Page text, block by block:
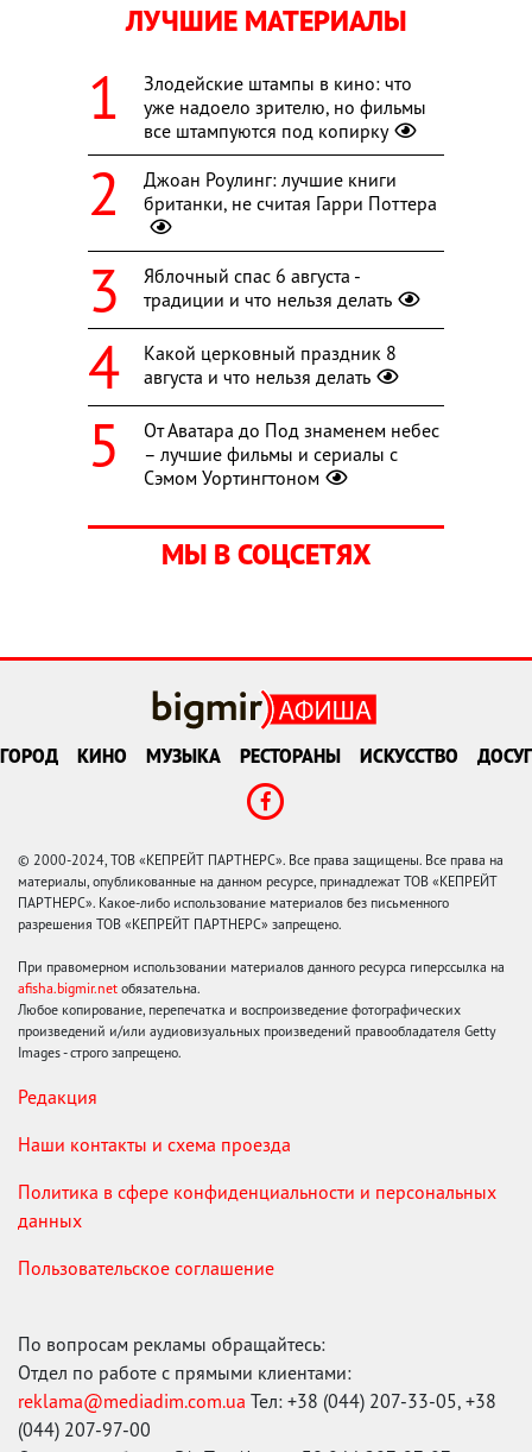
ЛУЧШИЕ МАТЕРИАЛЫ
Злодейские штампы в кино: что
уже надоело зрителю, но фильмы
все штампуются под копирку
Джоан Роулинг: лучшие книги
британки, не считая Гарри Поттера
Яблочный спас 6 августа -
традиции и что нельзя делать
Какой церковный праздник 8
августа и что нельзя делать
От Аватара до Под знаменем небес
– лучшие фильмы и сериалы с
Сэмом Уортингтоном
МЫ В СОЦСЕТЯХ
ГОРОД КИНО МУЗЫКА РЕСТОРАНЫ ИСКУССТВО ДОСУГ
© 2000-2024, ТОВ «КЕПРЕЙТ ПАРТНЕРС». Все права защищены. Все права на
материалы, опубликованные на данном ресурсе, принадлежат ТОВ «КЕПРЕЙТ
ПАРТНЕРС». Какое-либо использование материалов без письменного
разрешения ТОВ «КЕПРЕЙТ ПАРТНЕРС» запрещено.
При правомерном использовании материалов данного ресурса гиперссылка на
afisha.bigmir.net обязательна.
Любое копирование, перепечатка и воспроизведение фотографических
произведений и/или аудиовизуальных произведений правообладателя Getty
Images - строго запрещено.
Редакция
Наши контакты и схема проезда
Политика в сфере конфиденциальности и персональных
данных
Пользовательское соглашение
По вопросам рекламы обращайтесь:
Отдел по работе с прямыми клиентами:
reklama@mediadim.com.ua Тел: +38 (044) 207-33-05, +38
(044) 207-97-00